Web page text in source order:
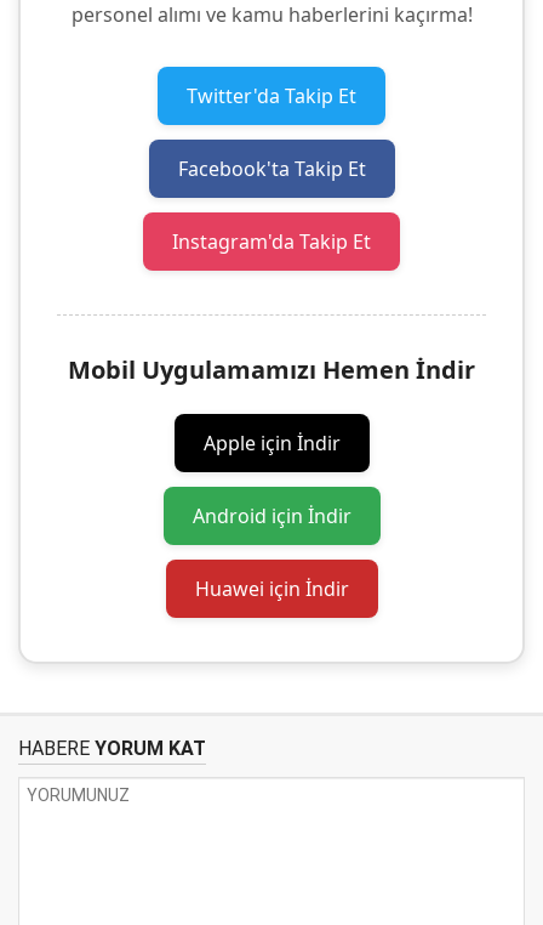
personel alımı ve kamu haberlerini kaçırma!
Twitter'da Takip Et
Facebook'ta Takip Et
Instagram'da Takip Et
Mobil Uygulamamızı Hemen İndir
Apple için İndir
Android için İndir
Huawei için İndir
HABERE YORUM KAT